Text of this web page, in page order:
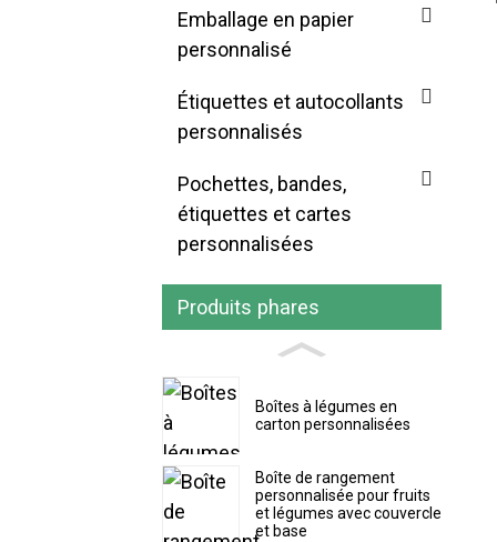
Emballage en papier
personnalisé
Étiquettes et autocollants
personnalisés
Pochettes, bandes,
étiquettes et cartes
personnalisées
Produits phares
Boîtes à légumes en
carton personnalisées
Boîte de rangement
personnalisée pour fruits
et légumes avec couvercle
et base